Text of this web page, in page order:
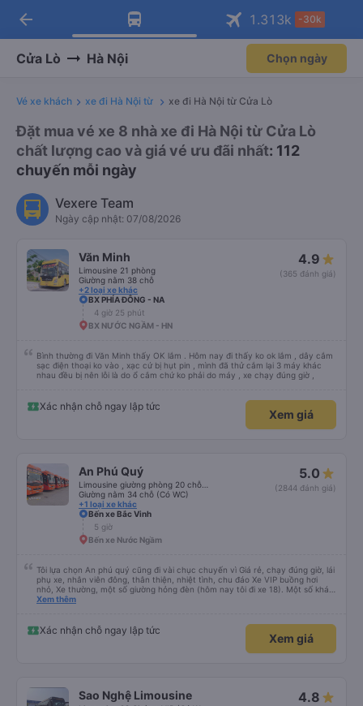
Tải app Vexere ngay!
Nhận ưu đãi thành viên độc
Mở app
Tải app Vexere
-30k/ghế khi đặt vé máy bay qua
Mở app
arrow_back 1.313k -30k
Cửa Lò Hà Nội Chọn ngày
Vé xe khách xe đi Hà Nội từ xe đi Hà Nội từ Cửa Lò
Đặt mua vé xe 8 nhà xe đi Hà Nội từ Cửa Lò
chất lượng cao và giá vé ưu đãi nhất: 112
chuyến mỗi ngày
Vexere Team
Ngày cập nhật: 07/08/2026
Văn Minh
Limousine 21 phòng
Giường nằm 38 chỗ
+2 loại xe khác
4.9
(365 đánh giá)
BX PHÍA ĐÔNG - NA
4 giờ 25 phút
BX NƯỚC NGẦM - HN
Bình thường đi Văn Minh thấy OK lắm . Hôm nay đi thấy ko ok lắm , dây cắm
sạc điện thoại ko vào , xạc cứ bị hụt pin , mình đã thử cắm lại 3 máy khác
nhau đều bị nên lỗi là do ổ cắm chứ ko phải do máy , xe chạy đúng giờ ,
Xác nhận chỗ ngay lập tức
Xem giá
An Phú Quý
Giường nằm 34 chỗ (Có WC)
+1 loại xe khác
5.0
(2844 đánh giá)
Bến xe Bắc Vinh
5 giờ
Bến xe Nước Ngầm
Tôi lựa chọn An phú quý cũng đi vài chục chuyến vì Giá rẻ, chạy đúng giờ, lái
phụ xe, nhân viên đông, thân thiện, nhiệt tình, chu đáo Xe VIP buồng hơi
nhỏ, Xe thường, một số giường hỏng đèn (hôm nay tôi đi xe 18). Một số khác
cửa gió điều hoà (cửa cuộn) nút kẹt, khá lạnh. Tuy nhiên, về lâu dài tôi vẫn
Xem thêm
Xác nhận chỗ ngay lập tức
Xem giá
Sao Nghệ Limousine 4.8